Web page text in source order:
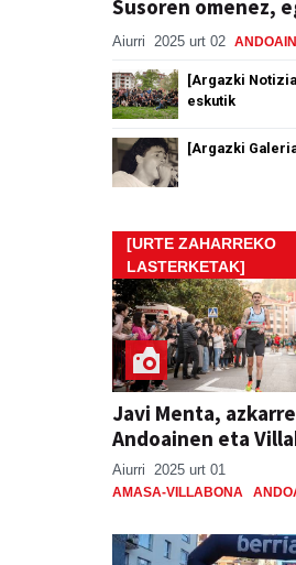
Susoren omenez,
Aiurri 2025 urt 02 ANDOAIN
[Argazki
eskutik
[Argazki
[URTE ZAHARREKO
LASTERKETAK]
Javi Menta,
Andoainen eta
Aiurri 2025 urt 01
AMASA-VILLABONA